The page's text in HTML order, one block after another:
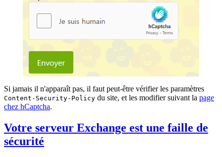
Si jamais il n'apparaît pas, il faut peut-être vérifier les paramètres
Content-Security-Policy du site, et les modifier suivant la page
chez hCaptcha.
Votre serveur Exchange est une faille de
sécurité